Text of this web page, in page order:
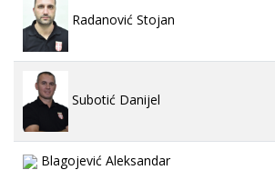
Radanović Stojan
Subotić Danijel
Blagojević Aleksandar